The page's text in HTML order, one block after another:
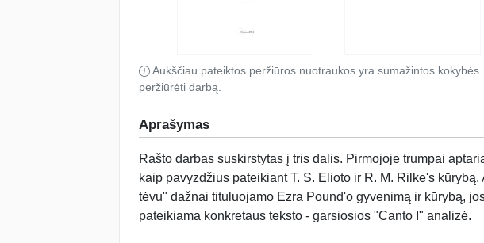
Aukščiau pateiktos peržiūros nuotraukos yra sumažintos
peržiūrėti darbą.
Aprašymas
Rašto darbas suskirstytas į tris dalis. Pirmojoje trumpai
kaip pavyzdžius pateikiant T. S. Elioto ir R. M. Rilke's
tėvu" dažnai tituluojamo Ezra Pound'o gyvenimą ir kūrybą,
pateikiama konkretaus teksto - garsiosios "Canto I" analizė.